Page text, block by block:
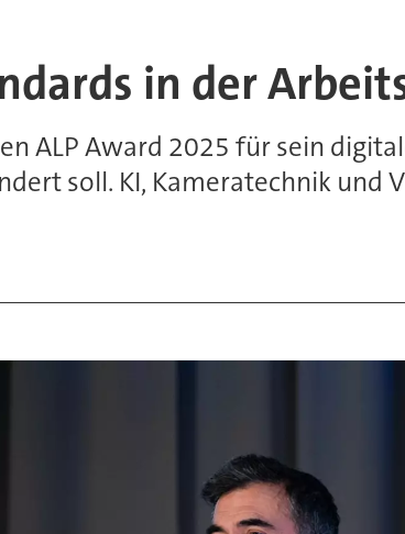
in der
ALP Award 2025 für sein
soll. KI, Kameratechnik und